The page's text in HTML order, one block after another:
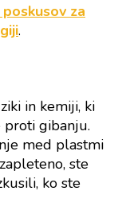
za
.
in kemiji, ki
gibanju.
med plastmi
ste
ko ste